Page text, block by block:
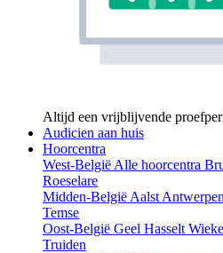
Altijd een vrijblijvende
Audicien aan huis
Hoorcentra
West-België Alle hoorcentra
Roeselare
Midden-België Aalst Antwerpen
Temse
Oost-België Geel Hasselt
Truiden